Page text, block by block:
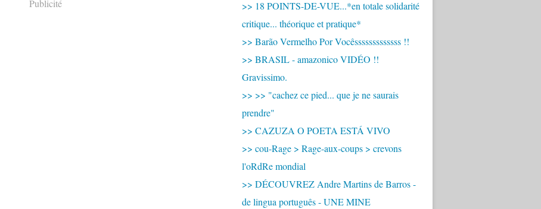
Publicité
>> 18 POINTS-DE-VUE...*en totale solidarité
critique... théorique et pratique*
>> Barão Vermelho Por Vocêsssssssssssss !!
>> BRASIL - amazonico VIDÉO !!
Gravissimo.
>> >> "cachez ce pied... que je ne saurais
prendre"
>> CAZUZA O POETA ESTÁ VIVO
>> cou-Rage > Rage-aux-coups > crevons
l'oRdRe mondial
>> DÉCOUVREZ Andre Martins de Barros -
de lingua português - UNE MINE